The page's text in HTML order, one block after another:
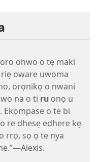
ohwo o tẹ maki
oware uwoma
orọnikọ o nwani
na o ti ru onọ u
Ekọmpase o te bi
re dhesẹ edhere kẹ
rrọ, sọ ọ te nya